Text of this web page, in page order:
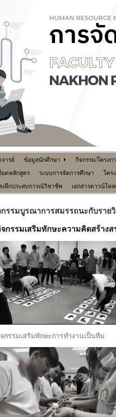
ารย์ ข้อมูลนักศึกษา กิจกรรม/โครงก
ยดหลักสูตร ระบบการจัดการศึกษา โคร
ฝึกประสบการณ์วิชาชีพ เอกสารดาวน์โห
กรรมบูรณาการสมรรถนะกับราย
กรรมเสริมทักษะความคิดสร้างส
กรรมเสริมทักษะการทำงานเป็นทีม